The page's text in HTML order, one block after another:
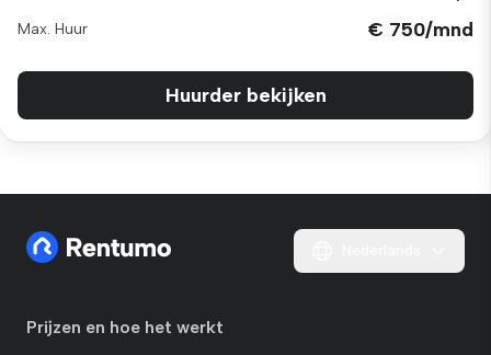
Max. Huur € 750/mnd
Huurder bekijken
Prijzen en hoe het werkt